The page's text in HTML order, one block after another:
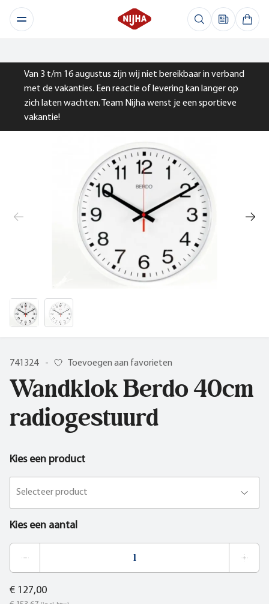
Van 3 t/m 16 augustus zijn wij niet bereikbaar in verband
met de vakanties. Een reactie of levering kan langer op
zich laten wachten. Team Nijha wenst je een sportieve
vakantie!
741324 - Toevoegen aan favorieten
Wandklok Berdo 40cm
radiogestuurd
Kies een product
Selecteer product
Kies een aantal
€ 127,00